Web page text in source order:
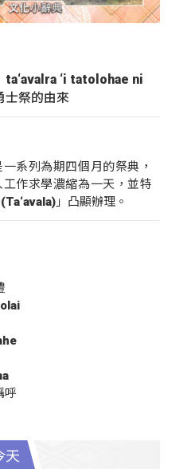
ta‘avalra ‘i tatolohae ni
士祭的由來
系列為期四個月的祭典，
作求學濃縮為一天，並特
」凸顯辦理。
呼
天